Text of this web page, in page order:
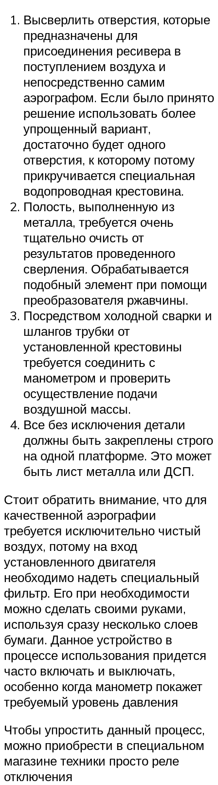
Высверлить отверстия, которые
предназначены для
присоединения ресивера в
поступлением воздуха и
непосредственно самим
аэрографом. Если было принято
решение использовать более
упрощенный вариант,
достаточно будет одного
отверстия, к которому потому
прикручивается специальная
водопроводная крестовина.
Полость, выполненную из
металла, требуется очень
тщательно очисть от
результатов проведенного
сверления. Обрабатывается
подобный элемент при помощи
преобразователя ржавчины.
Посредством холодной сварки и
шлангов трубки от
установленной крестовины
требуется соединить с
манометром и проверить
осуществление подачи
воздушной массы.
Все без исключения детали
должны быть закреплены строго
на одной платформе. Это может
быть лист металла или ДСП.
Стоит обратить внимание, что для
качественной аэрографии
требуется исключительно чистый
воздух, потому на вход
установленного двигателя
необходимо надеть специальный
фильтр. Его при необходимости
можно сделать своими руками,
используя сразу несколько слоев
бумаги. Данное устройство в
процессе использования придется
часто включать и выключать,
особенно когда манометр покажет
требуемый уровень давления
Чтобы упростить данный процесс,
можно приобрести в специальном
магазине техники просто реле
отключения